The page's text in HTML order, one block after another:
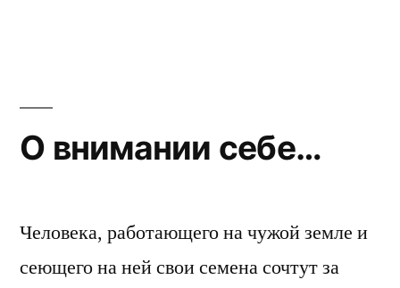
О внимании себе…
Человека, работающего на чужой земле и
сеющего на ней свои семена сочтут за